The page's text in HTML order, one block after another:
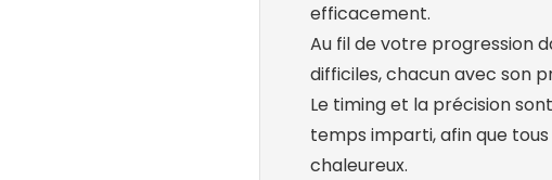
efficacement.
Au fil de votre progression
difficiles, chacun avec son
Le timing et la précision
temps imparti, afin que
chaleureux.